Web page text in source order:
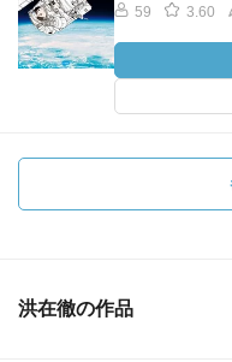
59 3.60
洪在徹の作品